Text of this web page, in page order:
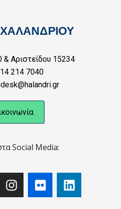
& Αριστείδου 15234
214 7040
Social Media: